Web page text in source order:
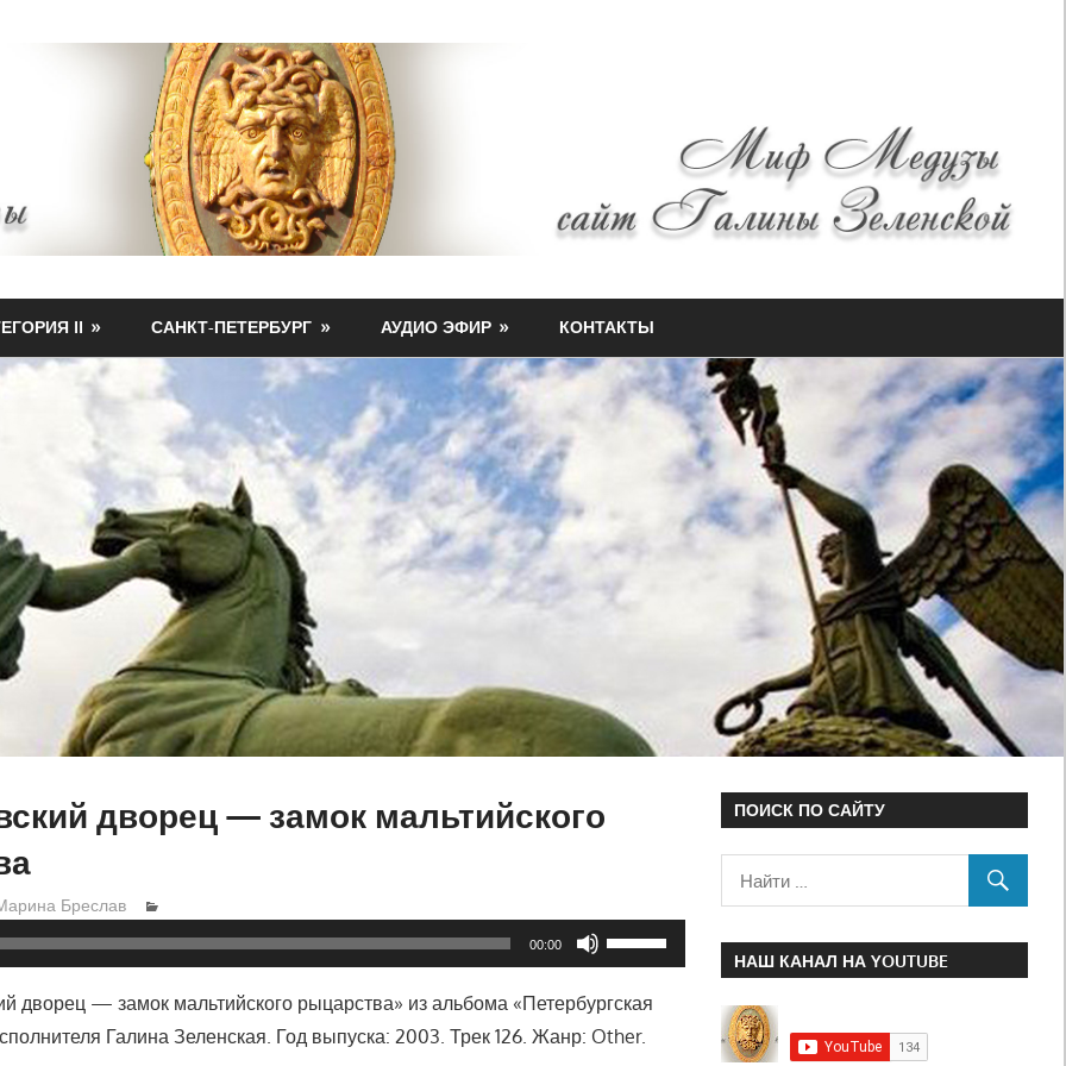
II САНКТ-ПЕТЕРБУРГ АУДИО ЭФИР КОНТАКТЫ
дворец — замок мальтийского
Бреслав
00:00
Используйте
клавиши
вверх/
вниз,
дворец — замок мальтийского рыцарства» из альбома «Петербургская
Галина Зеленская. Год выпуска: 2003. Трек 126. Жанр: Other.
ПОИСК ПО САЙТУ
НАШ КАНАЛ НА YOUTUBE